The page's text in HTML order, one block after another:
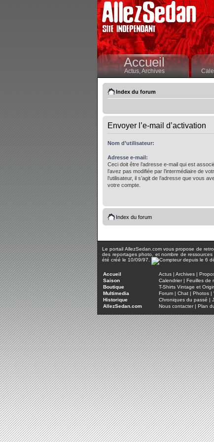
Accueil
Actus,Archives
Index du forum
Envoyer l’e-mail d’activation
Nom d’utilisateur:
Adresse e-mail:
Ceci doit être l’adresse e-mail qui est
l’avez pas modifiée par l’intermédiaire de
l’utilisateur, il s’agit de l’adresse que vous
votre compte.
Index du forum
Le portail AllezSedan.com vous propose de
des reportages photo, et nombre de
été créé le 10/09/97.
Accueil Actus | Archives |
Saison
Calendrier| Feuilles de
Boutique
T-Shirts Vintage et
Multimedia
Forum | Chat | Photos |
Historique
Chroniques du passé |
AllezSedan.com
Nous contacter| Plan